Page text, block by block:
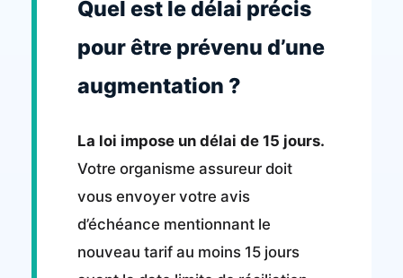
Quel est le délai précis
pour être prévenu d’une
augmentation ?
La loi impose un délai de 15 jours.
Votre organisme assureur doit
vous envoyer votre avis
d’échéance mentionnant le
nouveau tarif au moins 15 jours